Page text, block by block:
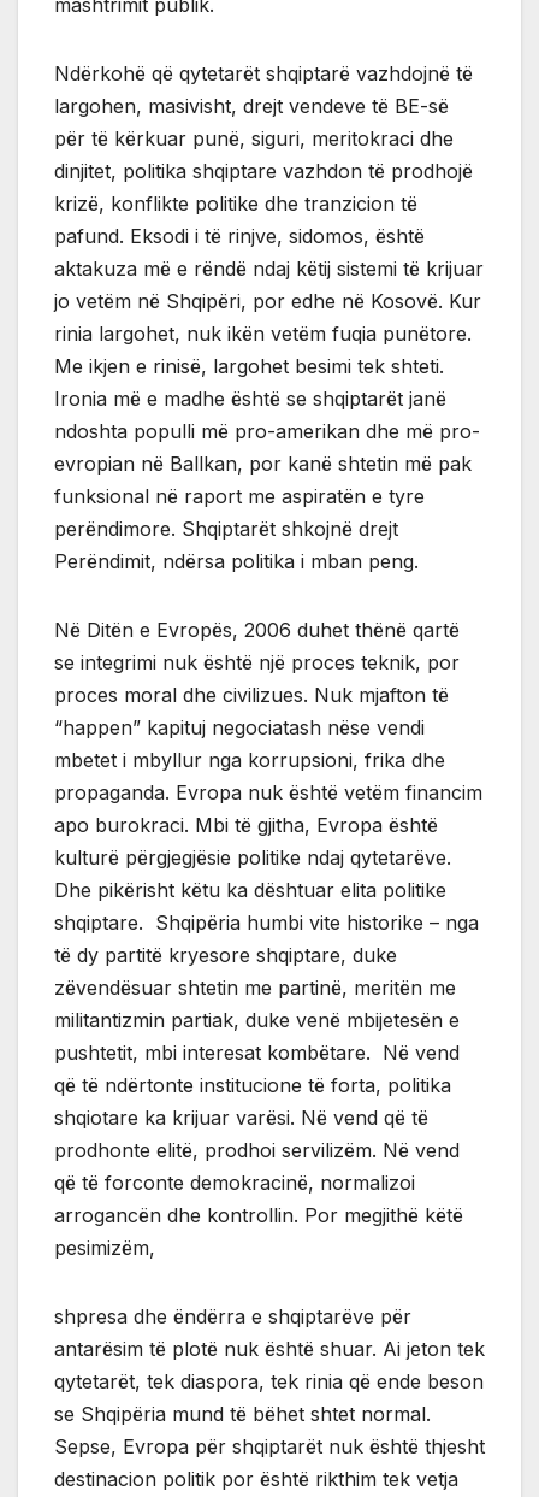
Ndërkohë që qytetarët shqiptarë vazhdojnë të
largohen, masivisht, drejt vendeve të BE-së
për të kërkuar punë, siguri, meritokraci dhe
dinjitet, politika shqiptare vazhdon të prodhojë
krizë, konflikte politike dhe tranzicion të
pafund. Eksodi i të rinjve, sidomos, është
aktakuza më e rëndë ndaj këtij sistemi të krijuar
jo vetëm në Shqipëri, por edhe në Kosovë. Kur
rinia largohet, nuk ikën vetëm fuqia punëtore.
Me ikjen e rinisë, largohet besimi tek shteti.
Ironia më e madhe është se shqiptarët janë
ndoshta populli më pro-amerikan dhe më pro-
evropian në Ballkan, por kanë shtetin më pak
funksional në raport me aspiratën e tyre
perëndimore. Shqiptarët shkojnë drejt
Perëndimit, ndërsa politika i mban peng.
Në Ditën e Evropës, 2006 duhet thënë qartë
se integrimi nuk është një proces teknik, por
proces moral dhe civilizues. Nuk mjafton të
“happen” kapituj negociatash nëse vendi
mbetet i mbyllur nga korrupsioni, frika dhe
propaganda. Evropa nuk është vetëm financim
apo burokraci. Mbi të gjitha, Evropa është
kulturë përgjegjësie politike ndaj qytetarëve.
Dhe pikërisht këtu ka dështuar elita politike
shqiptare. Shqipëria humbi vite historike – nga
të dy partitë kryesore shqiptare, duke
zëvendësuar shtetin me partinë, meritën me
militantizmin partiak, duke venë mbijetesën e
pushtetit, mbi interesat kombëtare. Në vend
që të ndërtonte institucione të forta, politika
shqiotare ka krijuar varësi. Në vend që të
prodhonte elitë, prodhoi servilizëm. Në vend
që të forconte demokracinë, normalizoi
arrogancën dhe kontrollin. Por megjithë këtë
pesimizëm,
shpresa dhe ëndërra e shqiptarëve për
antarësim të plotë nuk është shuar. Ai jeton tek
qytetarët, tek diaspora, tek rinia që ende beson
se Shqipëria mund të bëhet shtet normal.
Sepse, Evropa për shqiptarët nuk është thjesht
destinacion politik por është rikthim tek vetja